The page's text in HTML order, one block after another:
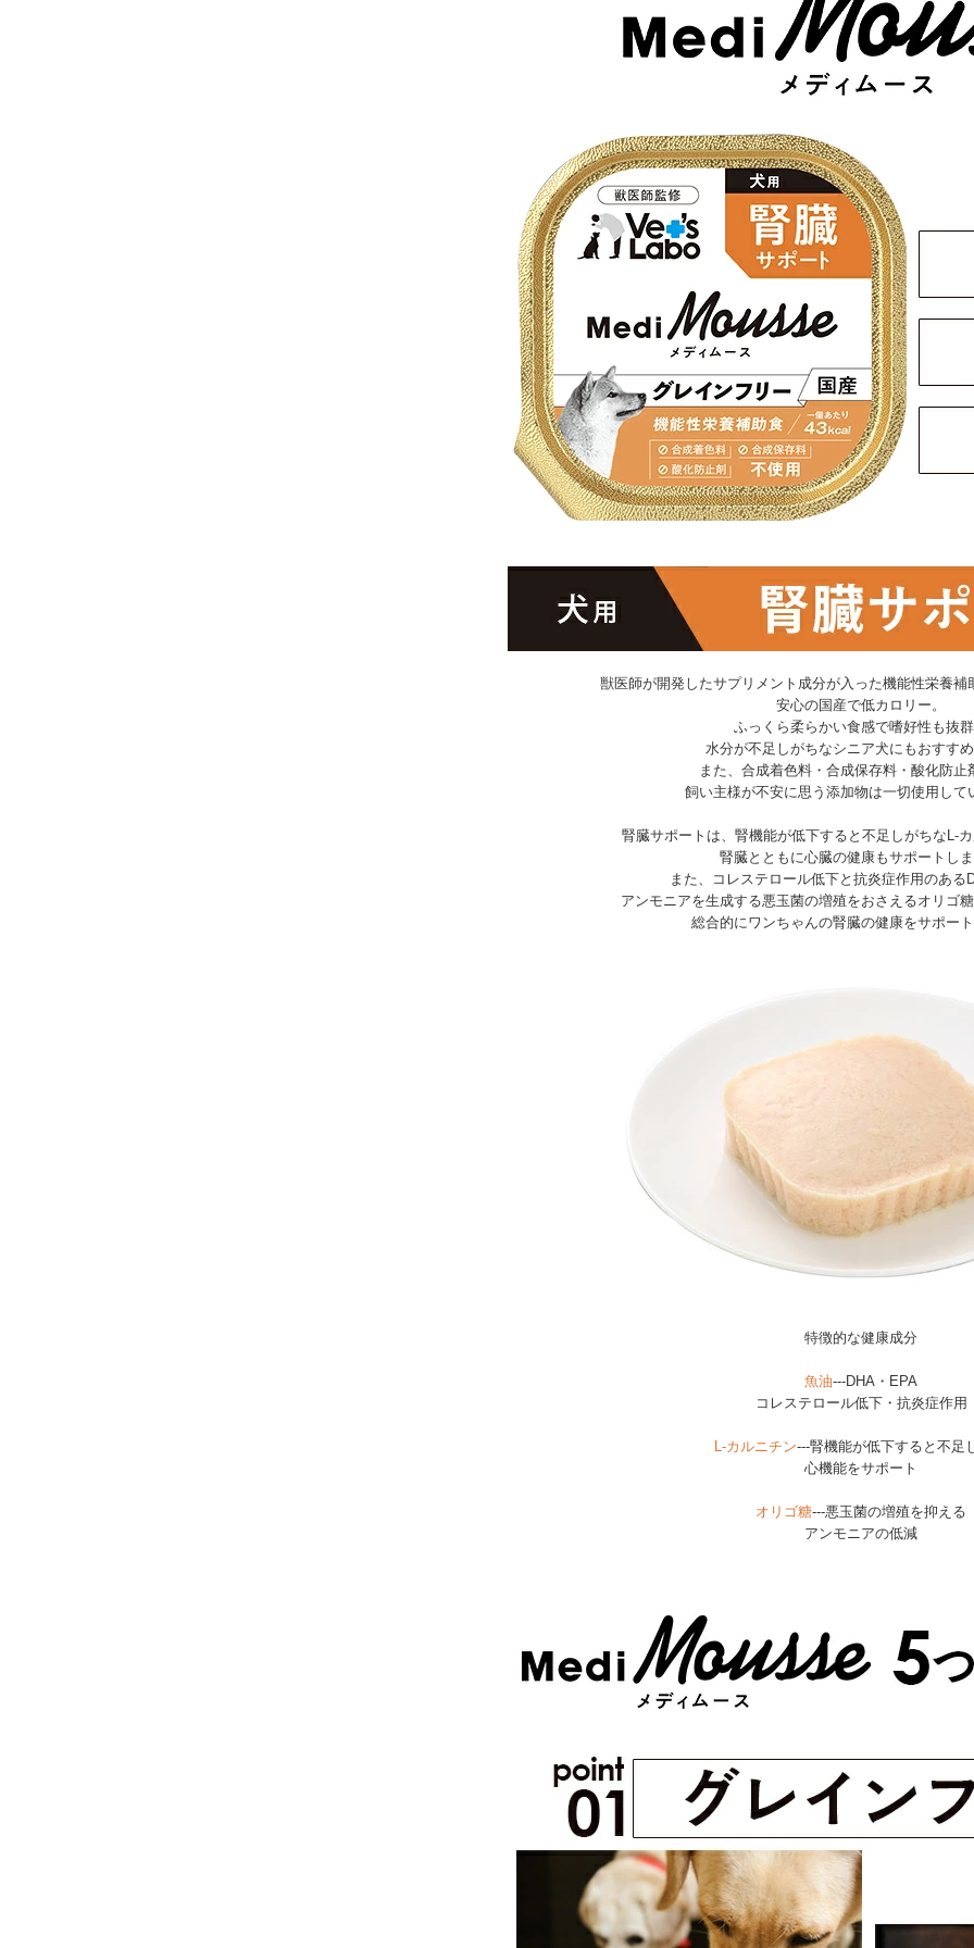
獣医師が開発したサプリメント成分が入った機能性栄養補
安心の国産で低カロリー。
ふっくら柔らかい食感で嗜好性も抜
水分が不足しがちなシニア犬にもおすす
また、合成着色料・合成保存料・酸化防止
飼い主様が不安に思う添加物は一切使用して
腎臓サポートは、腎機能が低下すると不足しがちなL-
腎臓とともに心臓の健康もサポートし
また、コレステロール低下と抗炎症作用のある
アンモニアを生成する悪玉菌の増殖をおさえるオリゴ
総合的にワンちゃんの腎臓の健康をサポー
特徴的な健康成分
魚油---DHA・EPA
コレステロール低下・抗炎症作用
L-カルニチン---腎機能が低下すると不足
心機能をサポート
オリゴ糖---悪玉菌の増殖を抑える
アンモニアの低減